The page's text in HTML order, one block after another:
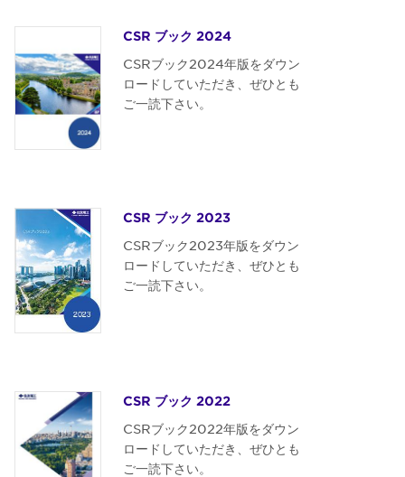
CSR ブック 2024
CSRブック2024年版をダウン
ロードしていただき、ぜひとも
ご一読下さい。
CSR ブック 2023
CSRブック2023年版をダウン
ロードしていただき、ぜひとも
ご一読下さい。
CSR ブック 2022
CSRブック2022年版をダウン
ロードしていただき、ぜひとも
ご一読下さい。